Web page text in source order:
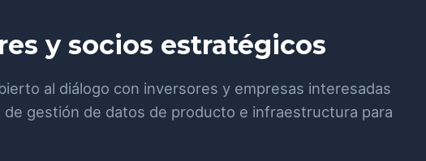
y socios estratégicos
al diálogo con inversores y empresas interesadas
de gestión de datos de producto e infraestructura para